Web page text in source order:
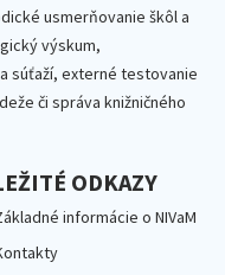
usmerňovanie škôl a
výskum,
súťaží, externé testovanie
či správa knižničného
ODKAZY
informácie o NIVaM